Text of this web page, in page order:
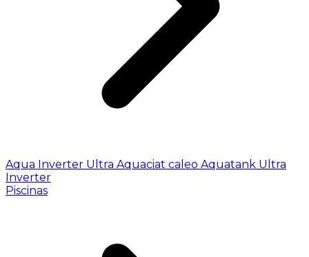
Aqua Inverter Ultra Aquaciat caleo Aquatank Ultra
Inverter
Piscinas